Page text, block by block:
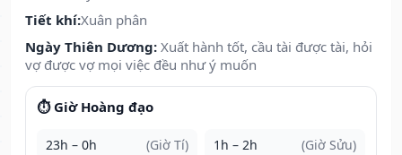
Tiết khí:Xuân phân
Ngày Thiên Dương: Xuất hành tốt, cầu tài được tài, hỏi
vợ được vợ mọi việc đều như ý muốn
⏱️ Giờ Hoàng đạo
23h – 0h (Giờ Tí) 1h – 2h (Giờ Sửu)